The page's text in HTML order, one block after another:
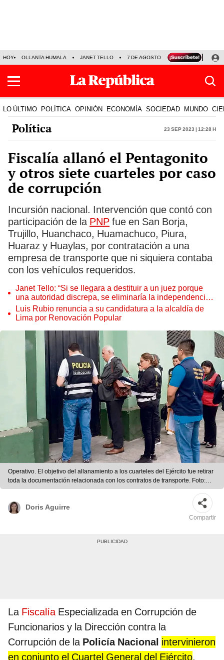
HOY OLLANTA HUMALA JANET TELLO 7 DE AGOSTO TINKA RESULTADOS
LO ÚLTIMO POLÍTICA OPINIÓN ECONOMÍA SOCIEDAD MUNDO
Política 23 Sep 2023 | 12:28 h
Fiscalía allanó el Pentagonito
y otros siete cuarteles por caso
de corrupción
Incursión nacional. Intervención que contó con
participación de la PNP fue en San Borja,
Trujillo, Huanchaco, Huamachuco, Piura,
Huaraz y Huaylas, por contratación a una
empresa de transporte que ni siquiera contaba
con los vehículos requeridos.
Janet Tello: “Si se llegara a destituir a un juez porque
una autoridad discrepa, se eliminaría la independencia
judicial”
Luis Rubio renuncia a su candidatura a la alcaldía de
Lima por Renovación Popular
Operativo. El objetivo del allanamiento a los cuarteles del Ejército fue retirar
toda la documentación relacionada con los contratos de transporte. Foto:
difusión
Doris Aguirre
Compartir
La FiscalíaEspecializada en Corrupción de
Funcionarios y la Dirección contra la
Corrupción de la Policía Nacional intervinieron
en conjunto el Cuartel General del Ejército,